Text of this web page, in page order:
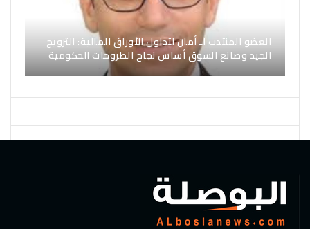
العضو المنتدب لـ أمان لتداول الأوراق المالية: الترويج
الجيد وصانع السوق أساس نجاح الطروحات الحكومية